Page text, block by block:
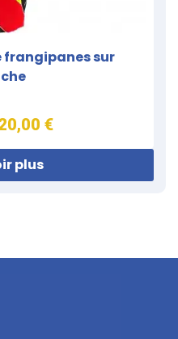
frangipanes sur
€
plus